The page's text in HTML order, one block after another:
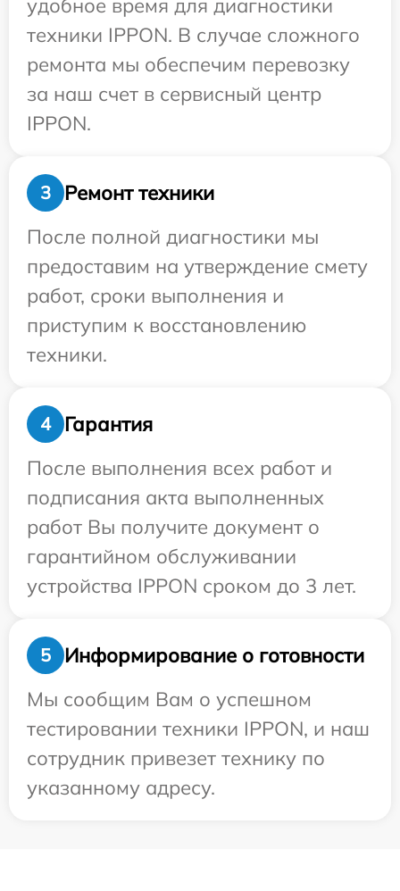
удобное время для диагностики
техники IPPON. В случае сложного
ремонта мы обеспечим перевозку
за наш счет в сервисный центр
IPPON.
3
Ремонт техники
После полной диагностики мы
предоставим на утверждение смету
работ, сроки выполнения и
приступим к восстановлению
техники.
4
Гарантия
После выполнения всех работ и
подписания акта выполненных
работ Вы получите документ о
гарантийном обслуживании
устройства IPPON сроком до 3 лет.
5
Информирование о готовности
Мы сообщим Вам о успешном
тестировании техники IPPON, и наш
сотрудник привезет технику по
указанному адресу.